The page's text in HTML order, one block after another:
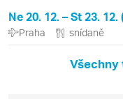
Ne 20. 12. – St 23. 12.
Praha snídaně
Všechny